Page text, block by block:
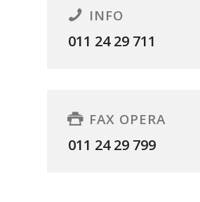
INFO
011 24 29 711
FAX OPERA
011 24 29 799